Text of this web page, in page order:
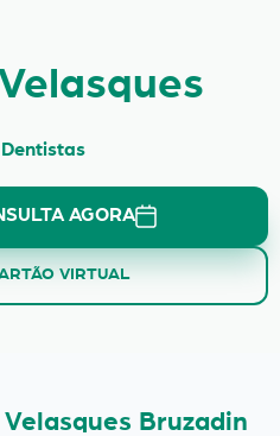
Bruzadin
AGORA
VIRTUAL
Bruzadin